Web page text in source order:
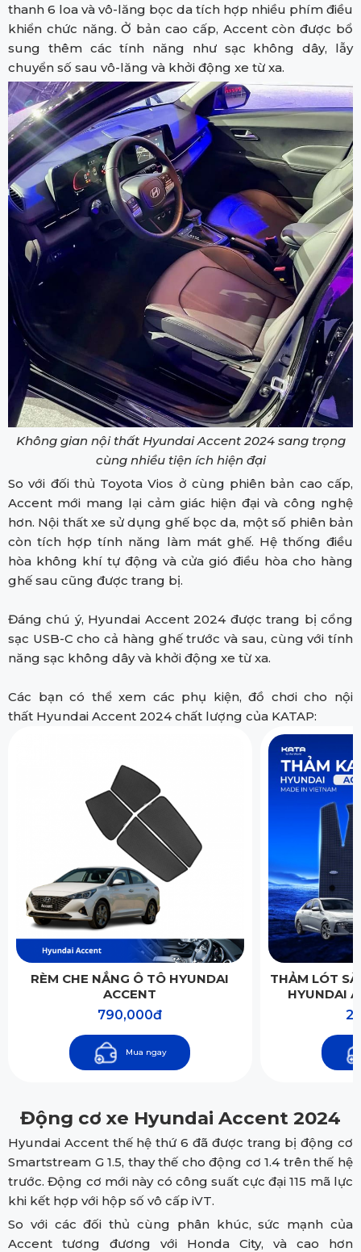
thanh 6 loa và vô-lăng bọc da tích hợp nhiều phím điều
khiển chức năng. Ở bản cao cấp, Accent còn được bổ
sung thêm các tính năng như sạc không dây, lẫy
chuyển số sau vô-lăng và khởi động xe từ xa.
Không gian nội thất Hyundai Accent 2024 sang trọng
cùng nhiều tiện ích hiện đại
So với đối thủ Toyota Vios ở cùng phiên bản cao cấp,
Accent mới mang lại cảm giác hiện đại và công nghệ
hơn. Nội thất xe sử dụng ghế bọc da, một số phiên bản
còn tích hợp tính năng làm mát ghế. Hệ thống điều
hòa không khí tự động và cửa gió điều hòa cho hàng
ghế sau cũng được trang bị.
Đáng chú ý, Hyundai Accent 2024 được trang bị cổng
sạc USB-C cho cả hàng ghế trước và sau, cùng với tính
năng sạc không dây và khởi động xe từ xa.
Các bạn có thể xem các phụ kiện, đồ chơi cho nội
thất Hyundai Accent 2024 chất lượng của KATAP:
RÈM CHE NẮNG Ô TÔ HYUNDAI
ACCENT
790,000đ
Mua ngay
THẢM LÓT
HYUNDAI
Động cơ xe Hyundai Accent 2024
Hyundai Accent thế hệ thứ 6 đã được trang bị động cơ
Smartstream G 1.5, thay thế cho động cơ 1.4 trên thế hệ
trước. Động cơ mới này có công suất cực đại 115 mã lực
khi kết hợp với hộp số vô cấp iVT.
So với các đối thủ cùng phân khúc, sức mạnh của
Accent tương đương với Honda City, và cao hơn